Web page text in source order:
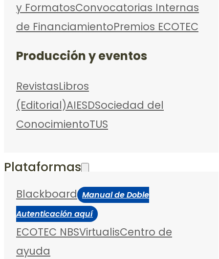
y FormatosConvocatorias Internas
de FinanciamientoPremios ECOTEC
Producción y eventos
RevistasLibros
(Editorial)AIESDSociedad del
ConocimientoTUS
Plataformas
Blackboard Manual de Doble
Autenticación aquí
ECOTEC NBSVirtualisCentro de
ayuda